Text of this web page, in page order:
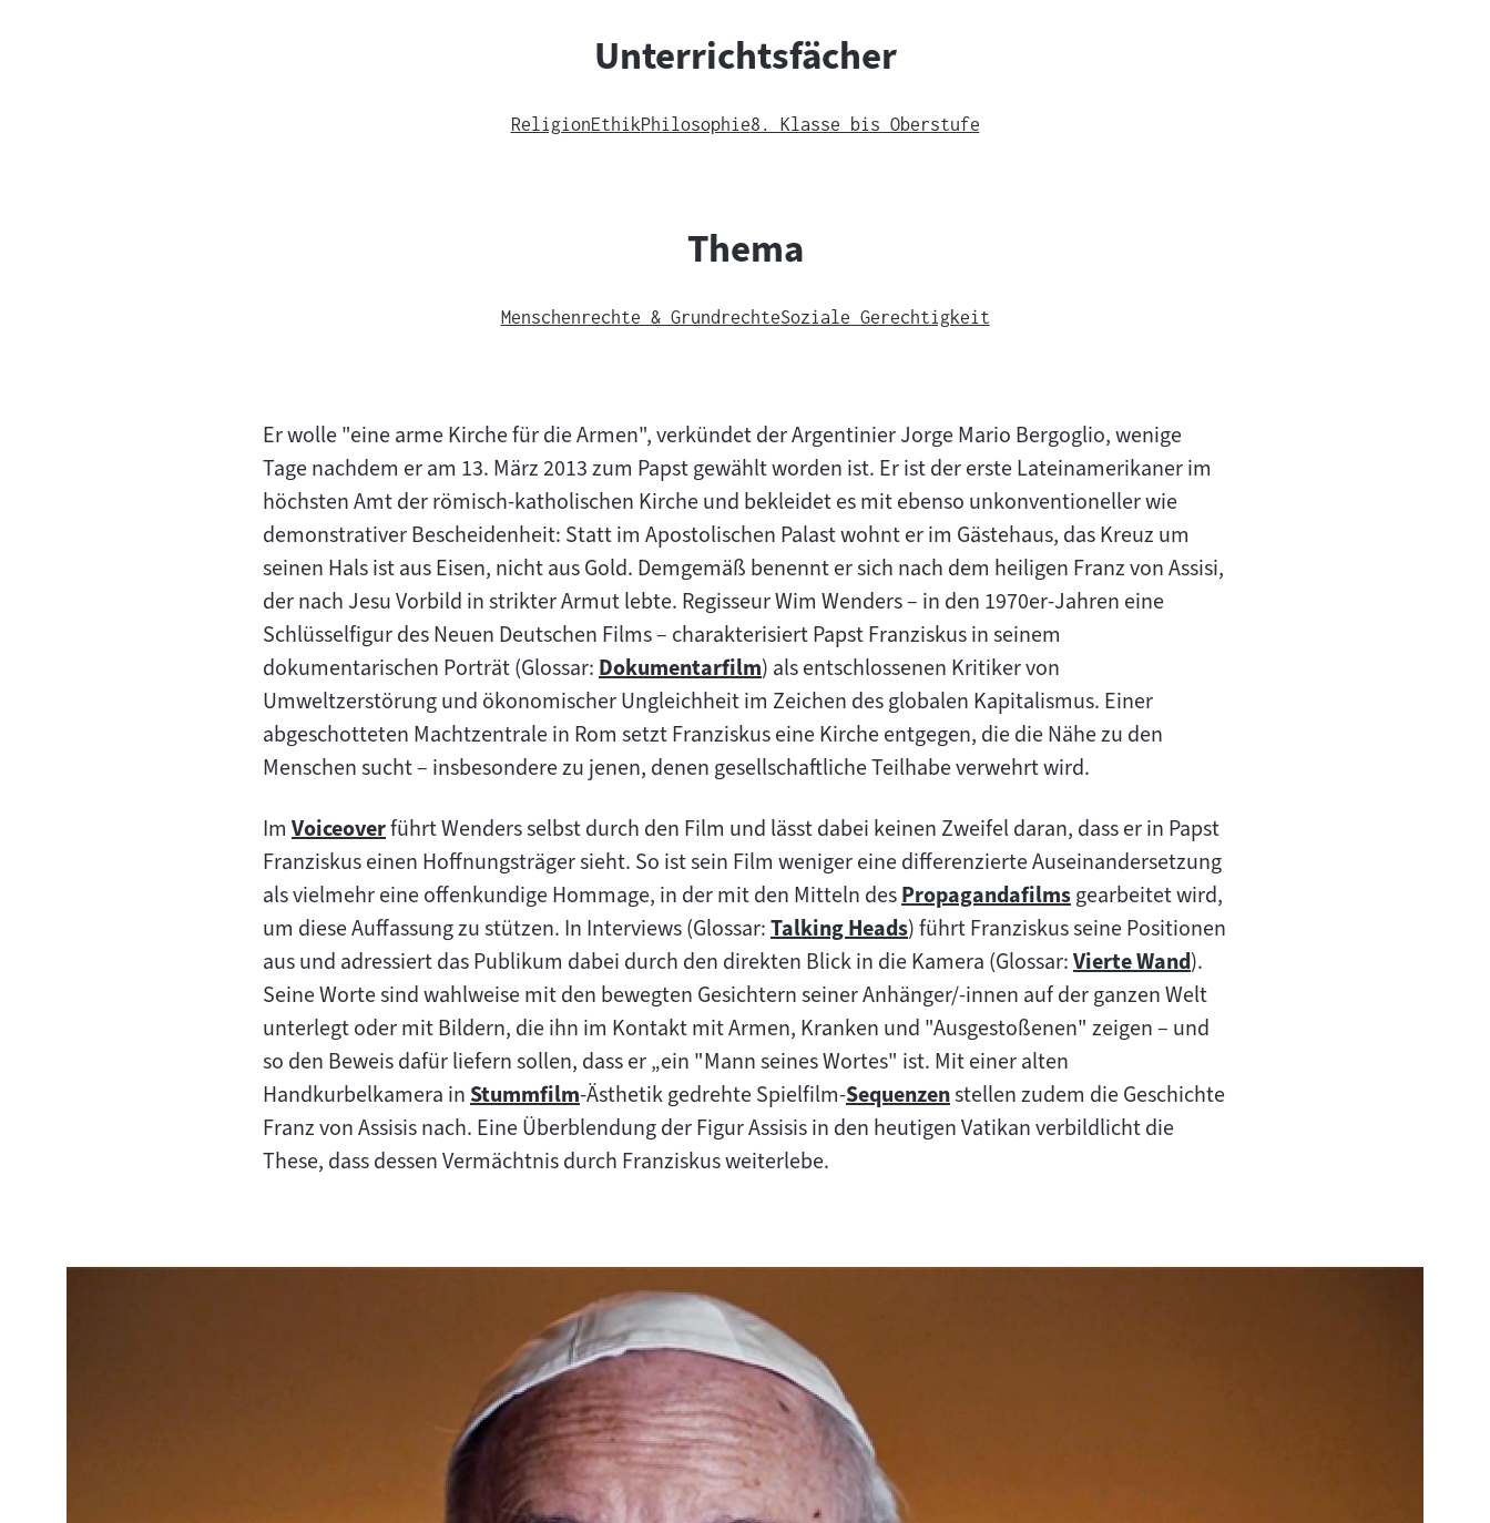
Unterrichtsfächer
ReligionEthikPhilosophie8. Klasse bis Oberstufe
Thema
Menschenrechte & GrundrechteSoziale Gerechtigkeit
Er wolle "eine arme Kirche für die Armen", verkündet der Argentinier Jorge Mario Bergoglio, wenige
Tage nachdem er am 13. März 2013 zum Papst gewählt worden ist. Er ist der erste Lateinamerikaner im
höchsten Amt der römisch-katholischen Kirche und bekleidet es mit ebenso unkonventioneller wie
demonstrativer Bescheidenheit: Statt im Apostolischen Palast wohnt er im Gästehaus, das Kreuz um
seinen Hals ist aus Eisen, nicht aus Gold. Demgemäß benennt er sich nach dem heiligen Franz von Assisi,
der nach Jesu Vorbild in strikter Armut lebte. Regisseur Wim Wenders – in den 1970er-Jahren eine
Schlüsselfigur des Neuen Deutschen Films – charakterisiert Papst Franziskus in seinem
dokumentarischen Porträt (Glossar:Zum
Inhalt:
Dokumentarfilm) als entschlossenen Kritiker von
Umweltzerstörung und ökonomischer Ungleichheit im Zeichen des globalen Kapitalismus. Einer
abgeschotteten Machtzentrale in Rom setzt Franziskus eine Kirche entgegen, die die Nähe zu den
Menschen sucht – insbesondere zu jenen, denen gesellschaftliche Teilhabe verwehrt wird.
Im Zum
Inhalt:
Voiceoverführt Wenders selbst durch den Film und lässt dabei keinen Zweifel daran, dass er in Papst
Franziskus einen Hoffnungsträger sieht. So ist sein Film weniger eine differenzierte Auseinandersetzung
als vielmehr eine offenkundige Hommage, in der mit den Mitteln desZum
Inhalt:
Propagandafilmsgearbeitet wird,
um diese Auffassung zu stützen. In Interviews (Glossar:Zum
Inhalt:
Talking Heads) führt Franziskus seine Positionen
aus und adressiert das Publikum dabei durch den direkten Blick in die Kamera (Glossar:Zum
Inhalt:
Vierte Wand).
Seine Worte sind wahlweise mit den bewegten Gesichtern seiner Anhänger/-innen auf der ganzen Welt
unterlegt oder mit Bildern, die ihn im Kontakt mit Armen, Kranken und "Ausgestoßenen" zeigen – und
so den Beweis dafür liefern sollen, dass er „ein "Mann seines Wortes" ist. Mit einer alten
Handkurbelkamera inZum
Inhalt:
Stummfilm-Ästhetik gedrehte Spielfilm-Zum
Inhalt:
Sequenzenstellen zudem die Geschichte
Franz von Assisis nach. Eine Überblendung der Figur Assisis in den heutigen Vatikan verbildlicht die
These, dass dessen Vermächtnis durch Franziskus weiterlebe.